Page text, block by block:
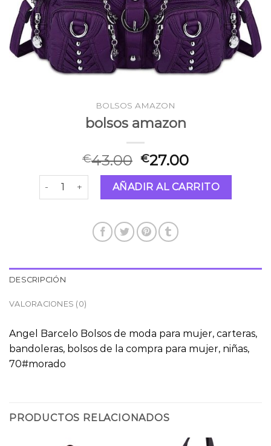
BOLSOS AMAZON
bolsos amazon
€43.00 €27.00
bolsos amazon cantidadAÑADIR AL CARRITO
DESCRIPCIÓN
VALORACIONES (0)
Angel Barcelo Bolsos de moda para mujer, carteras,
bandoleras, bolsos de la compra para mujer, niñas,
70#morado
PRODUCTOS RELACIONADOS